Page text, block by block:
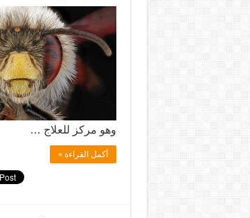
وهو مركز للعلاج …
أكمل القراءة »